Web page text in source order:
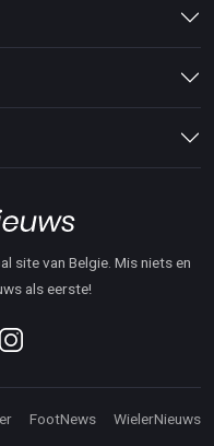
site van Belgie. Mis niets en
als eerste!
FootNews WielerNieuws